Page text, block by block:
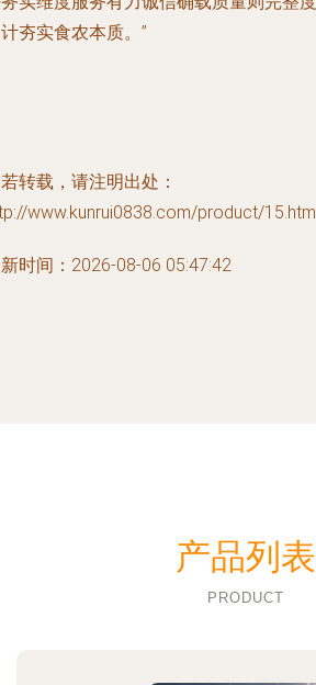
夯实食农本质。”
转载，请注明出处：
www.kunrui0838.com/product/
时间：2026-08-06 05:47:42
产品列表
PRODUCT